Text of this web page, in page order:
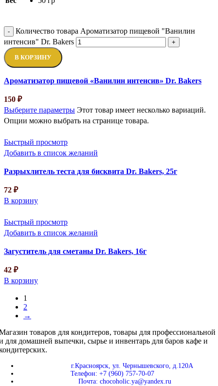
-
Количество товара Ароматизатор пищевой "Ванилин
интенсив" Dr. Bakers
+
В КОРЗИНУ
Ароматизатор пищевой «Ванилин интенсив» Dr. Bakers
150 ₽
Выберите параметры Этот товар имеет несколько вариаций.
Опции можно выбрать на странице товара.
Быстрый просмотр
Добавить в список желаний
Разрыхлитель теста для бисквита Dr. Bakers, 25г
72 ₽
В корзину
Быстрый просмотр
Добавить в список желаний
Загуститель для сметаны Dr. Bakers, 16г
42 ₽
В корзину
1
2
→
товаров для кондитеров, товары для профессиональной
для домашней выпечки, сырье и инвентарь для баров кафе и
г.Красноярск, ул. Чернышевского, д.120А
Телефон: +7 (960) 757-70-07
Почта: chocoholic.ya@yandex.ru